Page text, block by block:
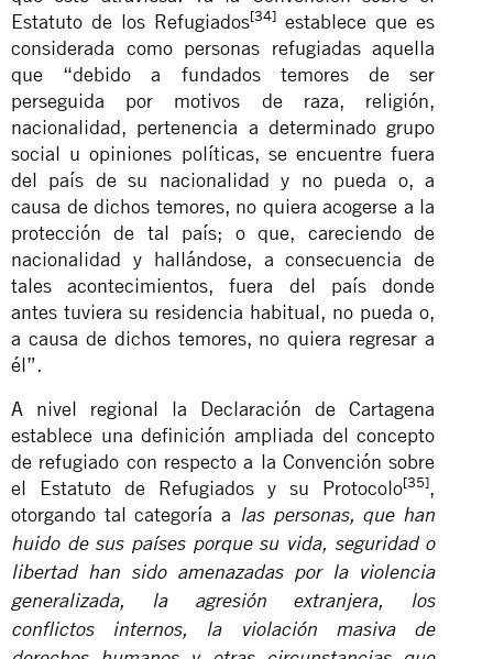
Estatuto de los Refugiados[34] establece que es
considerada como personas refugiadas aquella
que “debido a fundados temores de ser
perseguida por motivos de raza, religión,
nacionalidad, pertenencia a determinado grupo
social u opiniones políticas, se encuentre fuera
del país de su nacionalidad y no pueda o, a
causa de dichos temores, no quiera acogerse a la
protección de tal país; o que, careciendo de
nacionalidad y hallándose, a consecuencia de
tales acontecimientos, fuera del país donde
antes tuviera su residencia habitual, no pueda o,
a causa de dichos temores, no quiera regresar a
él”.
A nivel regional la Declaración de Cartagena
establece una definición ampliada del concepto
de refugiado con respecto a la Convención sobre
el Estatuto de Refugiados y su Protocolo[35],
otorgando tal categoría a las personas, que han
huido de sus países porque su vida, seguridad o
libertad han sido amenazadas por la violencia
generalizada, la agresión extranjera, los
conflictos internos, la violación masiva de